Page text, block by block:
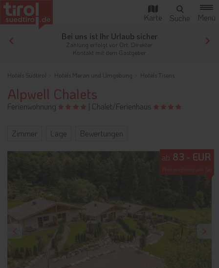
sicher
Direkter
Ihr Traumurlaub beginnt
Von der Buchung bis zum
der gesamte Ablauf ist
Hotels Südtirol Hotels Meran und Umgebung Hotels Tisens
Alpwell Chalets
Ferienwohnung | Chalet/Ferienhaus
Zimmer Lage Bewertungen
ab 83 - EUR